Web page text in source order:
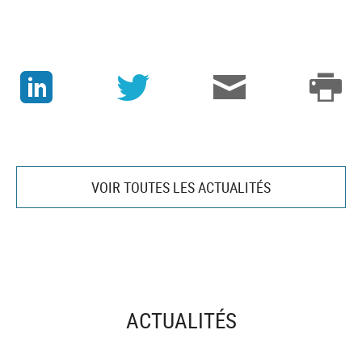
J v 3 p
VOIR TOUTES LES ACTUALITÉS
ACTUALITÉS